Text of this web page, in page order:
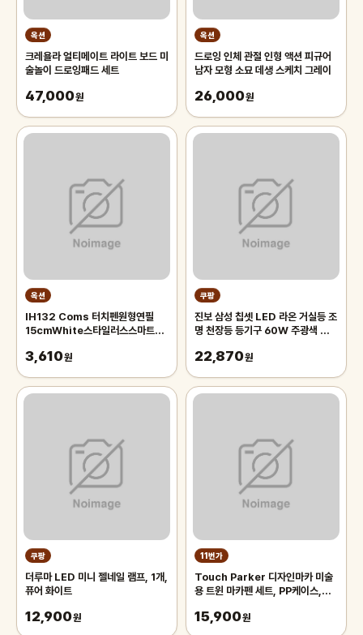
옥션
크레욜라 얼티메이트 라이트 보드 미
술놀이 드로잉패드 세트
47,000원
옥션
드로잉 인체 관절 인형 액션 피규어
남자 모형 소묘 데생 스케치 그레이
26,000원
옥션
IH132 Coms 터치펜원형연필
15cmWhite스타일러스스마트폰
3,610원
쿠팡
진보 삼성 칩셋 LED 라온 거실등 조
명 천장등 등기구 60W 주광색 플리
22,870원
쿠팡
더루마 LED 미니 젤네일 램프, 1개,
퓨어 화이트
12,900원
11번가
Touch Parker 디자인마카 미술
용 트윈 마카펜 세트, PP케이스,
15,900원